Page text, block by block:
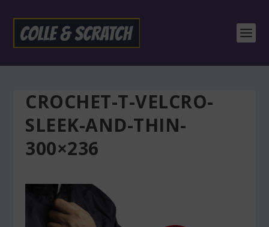
CROCHET-T-VELCRO-
SLEEK-AND-THIN-
300×236